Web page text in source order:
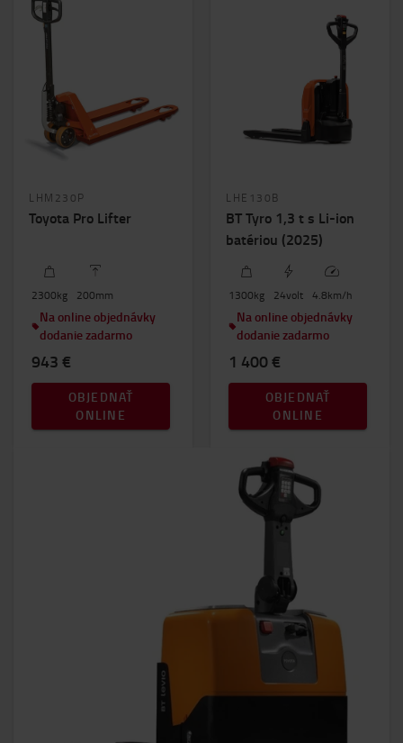
LHM230P
Toyota Pro Lifter
2300kg 200mm
Na online objednávky
dodanie zadarmo
943 €
OBJEDNAŤ
ONLINE
LHE130B
BT Tyro 1,3 t s Li-ion
batériou (2025)
1300kg 24volt 4.8km/h
Na online objednávky
dodanie zadarmo
1 400 €
OBJEDNAŤ
ONLINE